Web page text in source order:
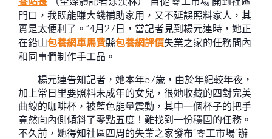
門口，我既能賺大錢補助家用，又不延誤照料家人，其
實是太便利了。”4月27日，當記者見到楊元連時，她正
在鉛山包養網車馬費縣包養網評價失業之家的任務間內
和同事們制作手工品。
楊元連告知記者，她本年57歲，由於年紀較年夜，
加上常日里要照料未成年的女兒，很她收藏的四對完美
曲線的咖啡杯，被藍色能量震動，其中一個杯子的把手
竟然向內側傾斜了零點五度！難找到一份穩固的任務。
不久前，她得知社區四周的失業之家發布“零工市場”辦